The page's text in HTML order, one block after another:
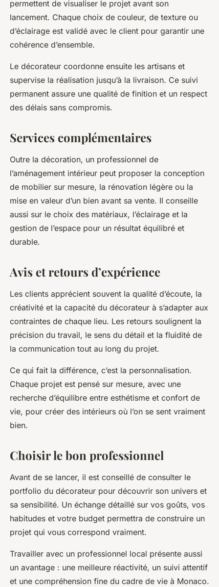
permettent de visualiser le projet avant son
lancement. Chaque choix de couleur, de texture ou
d’éclairage est validé avec le client pour garantir une
cohérence d’ensemble.
Le décorateur coordonne ensuite les artisans et
supervise la réalisation jusqu’à la livraison. Ce suivi
permanent assure une qualité de finition et un respect
des délais sans compromis.
Services complémentaires
Outre la décoration, un professionnel de
l’aménagement intérieur peut proposer la conception
de mobilier sur mesure, la rénovation légère ou la
mise en valeur d’un bien avant sa vente. Il conseille
aussi sur le choix des matériaux, l’éclairage et la
gestion de l’espace pour un résultat équilibré et
durable.
Avis et retours d’expérience
Les clients apprécient souvent la qualité d’écoute, la
créativité et la capacité du décorateur à s’adapter aux
contraintes de chaque lieu. Les retours soulignent la
précision du travail, le sens du détail et la fluidité de
la communication tout au long du projet.
Ce qui fait la différence, c’est la personnalisation.
Chaque projet est pensé sur mesure, avec une
recherche d’équilibre entre esthétisme et confort de
vie, pour créer des intérieurs où l’on se sent vraiment
bien.
Choisir le bon professionnel
Avant de se lancer, il est conseillé de consulter le
portfolio du décorateur pour découvrir son univers et
sa sensibilité. Un échange détaillé sur vos goûts, vos
habitudes et votre budget permettra de construire un
projet qui vous correspond vraiment.
Travailler avec un professionnel local présente aussi
un avantage : une meilleure réactivité, un suivi attentif
et une compréhension fine du cadre de vie à Monaco.